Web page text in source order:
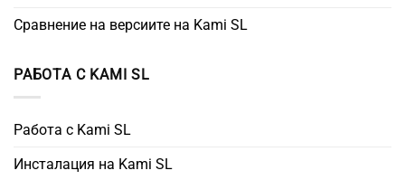
Сравнение на версиите на Kami SL
РАБОТА С KAMI SL
Работа с Kami SL
Инсталация на Kami SL